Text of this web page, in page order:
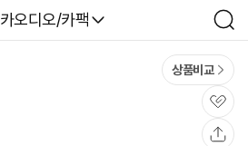
다나와
카오디오/카팩
검
색
상품비교
관
심